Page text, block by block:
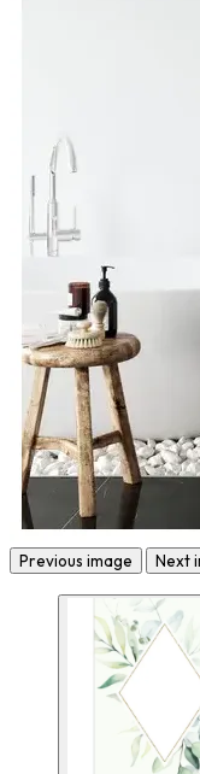
Previous image Next